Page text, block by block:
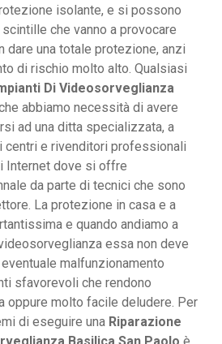
isolante, e si possono
che vanno a provocare
dare una totale protezione, anzi
di rischio molto alto. Qualsiasi
Di Videosorveglianza
abbiamo necessità di avere
ad una ditta specializzata, a
centri e rivenditori professionali
Internet dove si offre
da parte di tecnici che sono
La protezione in casa e a
e quando andiamo a
essa non deve
malfunzionamento
sfavorevoli che rendono
oppure molto facile deludere. Per
di eseguire una Riparazione